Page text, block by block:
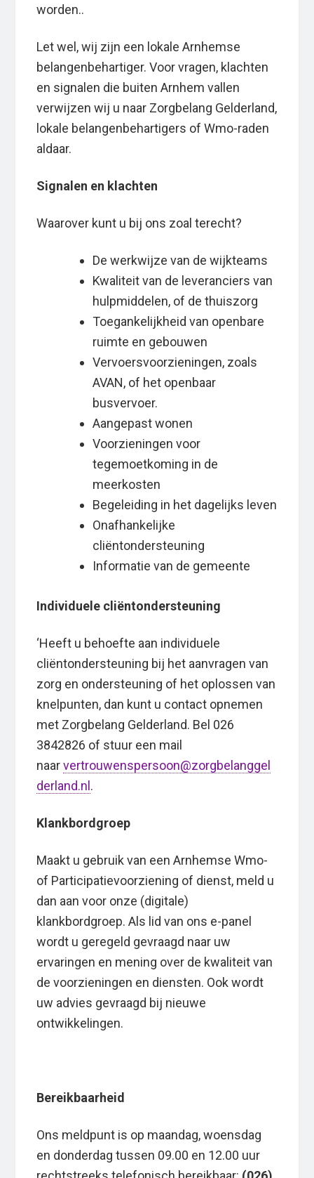
worden..
Let wel, wij zijn een lokale Arnhemse
belangenbehartiger. Voor vragen, klachten
en signalen die buiten Arnhem vallen
verwijzen wij u naar Zorgbelang Gelderland,
lokale belangenbehartigers of Wmo-raden
aldaar.
Signalen en klachten
Waarover kunt u bij ons zoal terecht?
De werkwijze van de wijkteams
Kwaliteit van de leveranciers van
hulpmiddelen, of de thuiszorg
Toegankelijkheid van openbare
ruimte en gebouwen
Vervoersvoorzieningen, zoals
AVAN, of het openbaar
busvervoer.
Aangepast wonen
Voorzieningen voor
tegemoetkoming in de
meerkosten
Begeleiding in het dagelijks leven
Onafhankelijke
cliëntondersteuning
Informatie van de gemeente
Individuele cliëntondersteuning
‘Heeft u behoefte aan individuele
cliëntondersteuning bij het aanvragen van
zorg en ondersteuning of het oplossen van
knelpunten, dan kunt u contact opnemen
met Zorgbelang Gelderland. Bel 026
3842826 of stuur een mail
naarvertrouwenspersoon@zorgbelanggel
derland.nl .
Klankbordgroep
Maakt u gebruik van een Arnhemse Wmo-
of Participatievoorziening of dienst, meld u
dan aan voor onze (digitale)
klankbordgroep. Als lid van ons e-panel
wordt u geregeld gevraagd naar uw
ervaringen en mening over de kwaliteit van
de voorzieningen en diensten. Ook wordt
uw advies gevraagd bij nieuwe
ontwikkelingen.
Bereikbaarheid
Ons meldpunt is op maandag, woensdag
en donderdag tussen 09.00 en 12.00 uur